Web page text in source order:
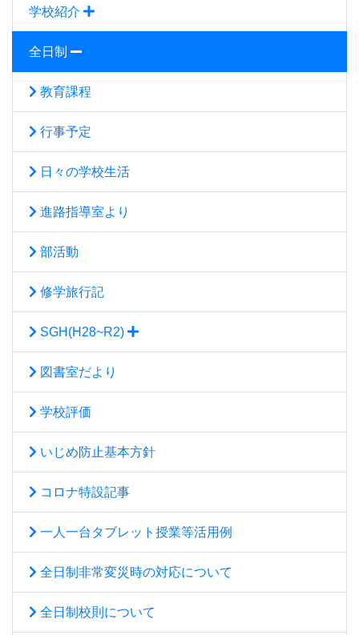
学校紹介
全日制
教育課程
行事予定
日々の学校生活
進路指導室より
部活動
修学旅行記
SGH(H28~R2)
図書室だより
学校評価
いじめ防止基本方針
コロナ特設記事
一人一台タブレット授業等活用例
全日制非常変災時の対応について
全日制校則について